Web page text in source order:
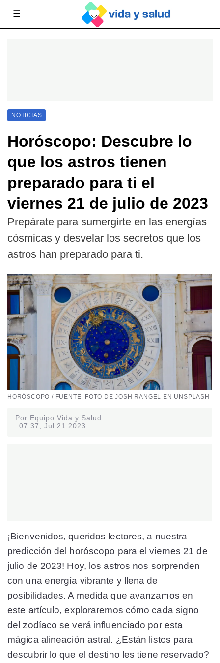
☰
NOTICIAS
Horóscopo: Descubre lo
que los astros tienen
preparado para ti el
viernes 21 de julio de 2023
Prepárate para sumergirte en las energías
cósmicas y desvelar los secretos que los
astros han preparado para ti.
HORÓSCOPO / FUENTE: FOTO DE JOSH RANGEL EN UNSPLASH
Por Equipo Vida y Salud
07:37, Jul 21 2023
¡Bienvenidos, queridos lectores, a nuestra
predicción del horóscopo para el viernes 21 de
julio de 2023! Hoy, los astros nos sorprenden
con una energía vibrante y llena de
posibilidades. A medida que avanzamos en
este artículo, exploraremos cómo cada signo
del zodíaco se verá influenciado por esta
mágica alineación astral. ¿Están listos para
descubrir lo que el destino les tiene reservado?